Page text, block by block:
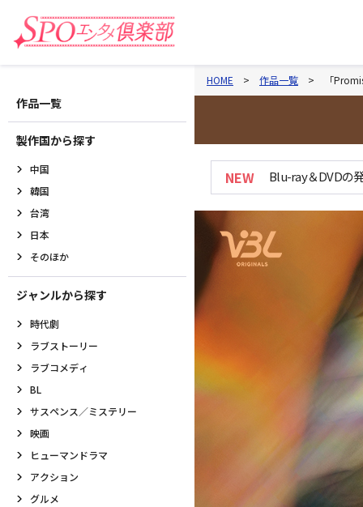
作品一覧
製作国から探す
中国
韓国
台湾
日本
そのほか
ジャンルから探す
時代劇
ラブストーリー
ラブコメディ
BL
サスペンス／ミステリー
映画
ヒューマンドラマ
アクション
グルメ
HOME 作品一覧 「
NEW Blu-ray＆DVDの